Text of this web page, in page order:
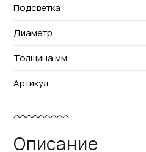
Подсветка
Диаметр
Толщина мм
Артикул
Описание